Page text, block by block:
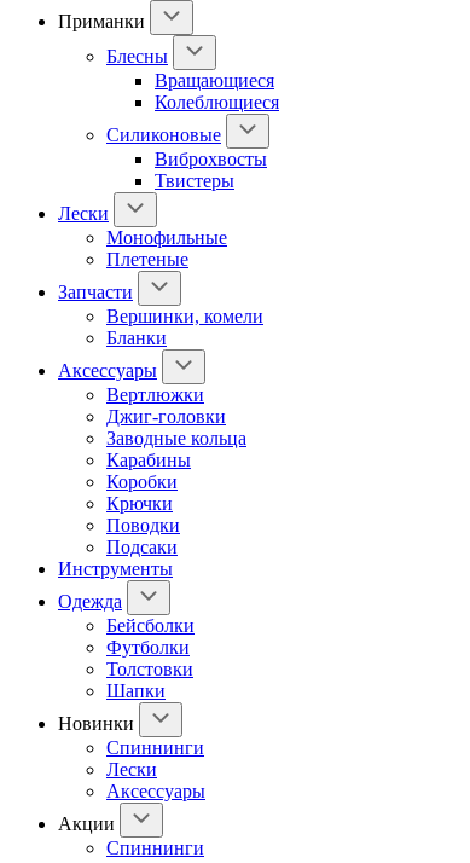
Приманки
Блесны
Вращающиеся
Колеблющиеся
Силиконовые
Виброхвосты
Твистеры
Лески
Монофильные
Плетеные
Запчасти
Вершинки, комели
Бланки
Аксессуары
Вертлюжки
Джиг-головки
Заводные кольца
Карабины
Коробки
Крючки
Поводки
Подсаки
Инструменты
Одежда
Бейсболки
Футболки
Толстовки
Шапки
Новинки
Спиннинги
Лески
Аксессуары
Акции
Спиннинги